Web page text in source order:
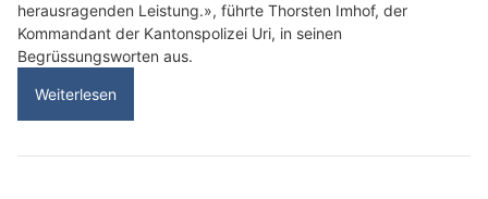
herausragenden Leistung.», führte Thorsten Imhof, der
Kommandant der Kantonspolizei Uri, in seinen
Begrüssungsworten aus.
Weiterlesen